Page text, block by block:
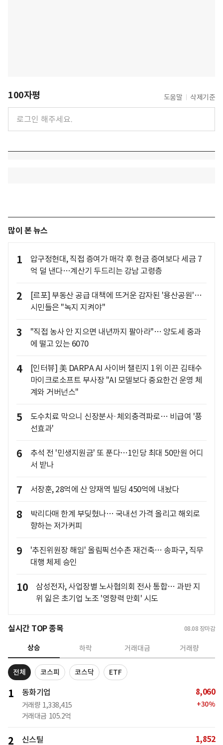
100자평 도움말 삭제기준
많이 본 뉴스
1
압구정현대, 직접 증여가 매각 후 현금 증여보다 세금 7
억 덜 낸다…계산기 두드리는 강남 고령층
2
[르포] 부동산 공급 대책에 뜨거운 감자된 '용산공원'…
시민들은 "녹지 지켜야"
3
"직접 농사 안 지으면 내년까지 팔아라"… 양도세 중과
에 떨고 있는 6070
4
[인터뷰] 美 DARPA AI 사이버 챌린지 1위 이끈 김태수
마이크로소프트 부사장 "AI 모델보다 중요한건 운영 체
계와 거버넌스"
5
도수치료 막으니 신장분사·체외충격파로… 비급여 '풍
선효과'
6
추석 전 '민생지원금' 또 푼다…1인당 최대 50만원 어디
서 받나
7 서장훈, 28억에 산 양재역 빌딩 450억에 내놨다
8
박리다매 한계 부딪혔나… 국내선 가격 올리고 해외로
향하는 저가커피
9
'추진위원장 해임' 올림픽선수촌 재건축… 송파구, 직무
대행 체제 승인
10
삼성전자, 사업장별 노사협의회 전사 통합… 과반 지
위 잃은 초기업 노조 '영향력 만회' 시도
실시간 TOP 종목 08.08 장마감
상승 하락 거래대금 거래량
전체 코스피 코스닥 ETF
1 동화기업
거래량 1,338,415
거래대금 105.2억
8,060
+30%
2 신스틸 1,852